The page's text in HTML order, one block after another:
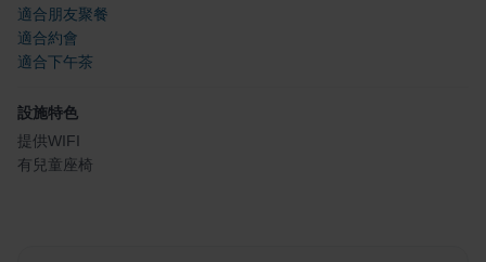
適合朋友聚餐
適合約會
適合下午茶
設施特色
提供WIFI
有兒童座椅